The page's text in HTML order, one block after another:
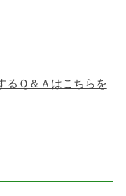
るＱ＆Ａはこちらを